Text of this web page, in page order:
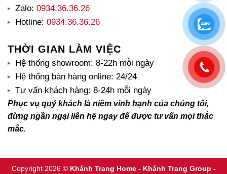
Zalo: 0934.36.36.26
Hotline: 0934.36.36.26
THỜI GIAN LÀM VIỆC
Hệ thống showroom: 8-22h mỗi ngày
Hệ thống bán hàng online: 24/24
Tư vấn khách hàng: 8-24h mỗi ngày
Phục vụ quý khách là niềm vinh hạnh của chúng tôi,
đừng ngần ngại liên hệ ngay để được tư vấn mọi thắc
mắc.
Copyright 2026 © Khánh Trang Home - Khánh Trang Group -